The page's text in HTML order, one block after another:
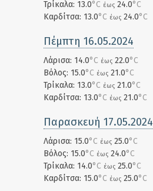
Τρίκαλα: 13.0°C έως 24.0°C
Καρδίτσα: 13.0°C έως 24.0°C
Πέμπτη 16.05.2024
Λάρισα: 14.0°C έως 22.0°C
Βόλος: 15.0°C έως 21.0°C
Τρίκαλα: 13.0°C έως 21.0°C
Καρδίτσα: 13.0°C έως 21.0°C
Παρασκευή 17.05.2024
Λάρισα: 15.0°C έως 25.0°C
Βόλος: 15.0°C έως 24.0°C
Τρίκαλα: 14.0°C έως 25.0°C
Καρδίτσα: 15.0°C έως 25.0°C